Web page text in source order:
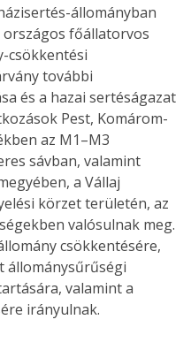
állományban
főállatorvos
csökkentési
további
és a hazai sertéságazat
Pest, Komárom-
az M1–M3
sávban, valamint
a Vállaj
körzet területén, az
valósulnak meg.
csökkentésére,
valamint a
irányulnak.